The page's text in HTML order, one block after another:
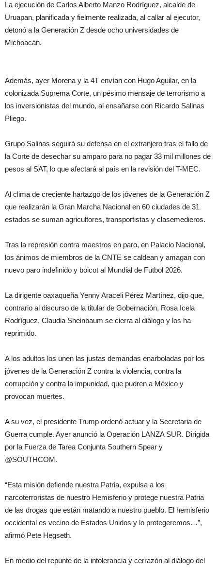
La ejecución de Carlos Alberto Manzo Rodríguez, alcalde de
Uruapan, planificada y fielmente realizada, al callar al ejecutor,
detonó a la Generación Z desde ocho universidades de
Michoacán.
Además, ayer Morena y la 4T envían con Hugo Aguilar, en la
colonizada Suprema Corte, un pésimo mensaje de terrorismo a
los inversionistas del mundo, al ensañarse con Ricardo Salinas
Pliego.
Grupo Salinas seguirá su defensa en el extranjero tras el fallo de
la Corte de desechar su amparo para no pagar 33 mil millones de
pesos al SAT, lo que afectará al país en la revisión del T-MEC.
Al clima de creciente hartazgo de los jóvenes de la Generación Z
que realizarán la Gran Marcha Nacional en 60 ciudades de 31
estados se suman agricultores, transportistas y clasemedieros.
Tras la represión contra maestros en paro, en Palacio Nacional,
los ánimos de miembros de la CNTE se caldean y amagan con
nuevo paro indefinido y boicot al Mundial de Futbol 2026.
La dirigente oaxaqueña Yenny Araceli Pérez Martínez, dijo que,
contrario al discurso de la titular de Gobernación, Rosa Icela
Rodríguez, Claudia Sheinbaum se cierra al diálogo y los ha
reprimido.
A los adultos los unen las justas demandas enarboladas por los
jóvenes de la Generación Z contra la violencia, contra la
corrupción y contra la impunidad, que pudren a México y
provocan muertes.
A su vez, el presidente Trump ordenó actuar y la Secretaria de
Guerra cumple. Ayer anunció la Operación LANZA SUR. Dirigida
por la Fuerza de Tarea Conjunta Southern Spear y
@SOUTHCOM.
“Esta misión defiende nuestra Patria, expulsa a los
narcoterroristas de nuestro Hemisferio y protege nuestra Patria
de las drogas que están matando a nuestro pueblo. El hemisferio
occidental es vecino de Estados Unidos y lo protegeremos…”,
afirmó Pete Hegseth.
En medio del repunte de la intolerancia y cerrazón al diálogo del